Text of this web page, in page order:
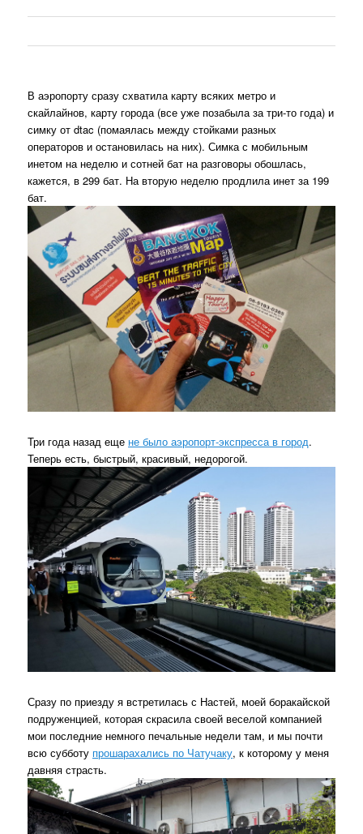
В аэропорту сразу схватила карту всяких метро и
скайлайнов, карту города (все уже позабыла за три-то года) и
симку от dtac (помаялась между стойками разных
операторов и остановилась на них). Симка с мобильным
инетом на неделю и сотней бат на разговоры обошлась,
кажется, в 299 бат. На вторую неделю продлила инет за 199
бат.
Три года назад еще не было аэропорт-экспресса в город.
Теперь есть, быстрый, красивый, недорогой.
Сразу по приезду я встретилась с Настей, моей боракайской
подруженцией, которая скрасила своей веселой компанией
мои последние немного печальные недели там, и мы почти
всю субботу прошарахались по Чатучаку, к которому у меня
давняя страсть.